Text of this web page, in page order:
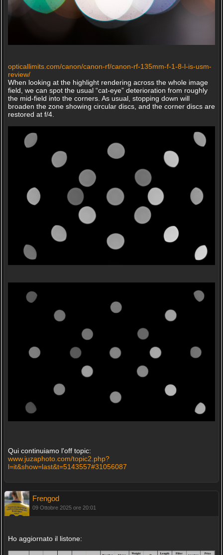
opticallimits.com/canon/canon-rf/canon-rf-135mm-f-1-8-l-is-usm-
review/
When looking at the highlight rendering across the whole image
field, we can spot the usual “cat-eye” deterioration from roughly
the mid-field into the corners. As usual, stopping down will
broaden the zone showing circular discs, and the corner discs are
restored at f/4.
Qui continuiamo l'off topic:
www.juzaphoto.com/topic2.php?
l=it&show=last&t=5143557#31056087
Frengod
09 Ottobre 2025 ore 20:01
Ho aggiornato il listone: